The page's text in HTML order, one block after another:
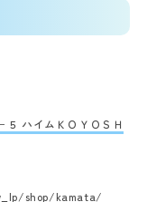
ハイムＫＯＹＯＳＨ
shop/kamata/